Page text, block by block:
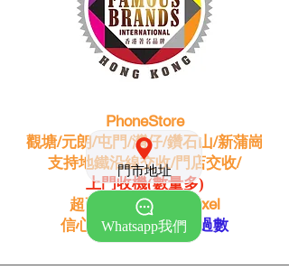
PhoneStore
觀塘/元朗/屯門/灣仔/鑽石山/新蒲崗
支持地鐵沿線交收/門店交收/
上門收機(數量多)
超高價收 Google Pixel
信心保證 -即時現金過數
門市地址
Whatsapp我們